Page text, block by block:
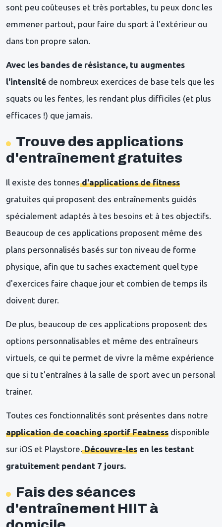
sont peu coûteuses et très portables, tu peux donc les
emmener partout, pour faire du sport à l'extérieur ou
dans ton propre salon.
Avec les bandes de résistance, tu augmentes
l'intensité de nombreux exercices de base tels que les
squats ou les fentes, les rendant plus difficiles (et plus
efficaces !) que jamais.
Trouve des applications
d'entraînement gratuites
Il existe des tonnes d'applications de fitness
gratuites qui proposent des entraînements guidés
spécialement adaptés à tes besoins et à tes objectifs.
Beaucoup de ces applications proposent même des
plans personnalisés basés sur ton niveau de forme
physique, afin que tu saches exactement quel type
d'exercices faire chaque jour et combien de temps ils
doivent durer.
De plus, beaucoup de ces applications proposent des
options personnalisables et même des entraîneurs
virtuels, ce qui te permet de vivre la même expérience
que si tu t'entraînes à la salle de sport avec un personal
trainer.
Toutes ces fonctionnalités sont présentes dans notre
application de coaching sportif Featness disponible
sur iOS et Playstore. Découvre-les en les testant
gratuitement pendant 7 jours.
Fais des séances
d'entraînement HIIT à